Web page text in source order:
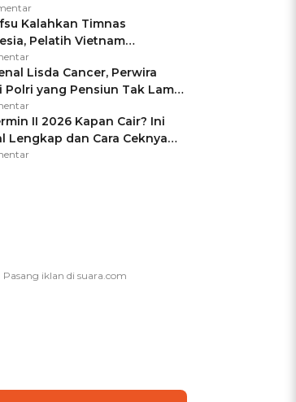
Kalahkan Timnas
Pelatih Vietnam
Pakai Jimat di Pakansari
Lisda Cancer, Perwira
Polri yang Pensiun Tak Lama
Brigjen
II 2026 Kapan Cair? Ini
Lengkap dan Cara Ceknya
Tidak Hangus!